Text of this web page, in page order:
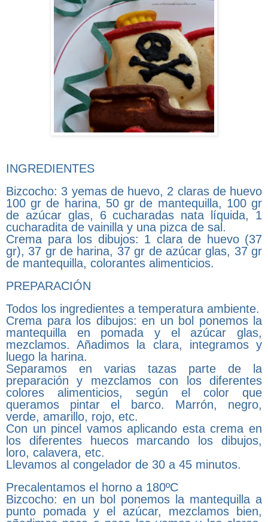
INGREDIENTES
Bizcocho: 3 yemas de huevo, 2 claras de huevo
100 gr de harina, 50 gr de mantequilla, 100 gr
de azúcar glas, 6 cucharadas nata líquida, 1
cucharadita de vainilla y una pizca de sal.
Crema para los dibujos: 1 clara de huevo (37
gr), 37 gr de harina, 37 gr de azúcar glas, 37 gr
de mantequilla, colorantes alimenticios.
PREPARACIÓN
Todos los ingredientes a temperatura ambiente.
Crema para los dibujos: en un bol ponemos la
mantequilla en pomada y el azúcar glas,
mezclamos. Añadimos la clara, integramos y
luego la harina.
Separamos en varias tazas parte de la
preparación y mezclamos con los diferentes
colores alimenticios, según el color que
queramos pintar el barco. Marrón, negro,
verde, amarillo, rojo, etc.
Con un pincel vamos aplicando esta crema en
los diferentes huecos marcando los dibujos,
loro, calavera, etc.
Llevamos al congelador de 30 a 45 minutos.
Precalentamos el horno a 180ºC
Bizcocho: en un bol ponemos la mantequilla a
punto pomada y el azúcar, mezclamos bien,